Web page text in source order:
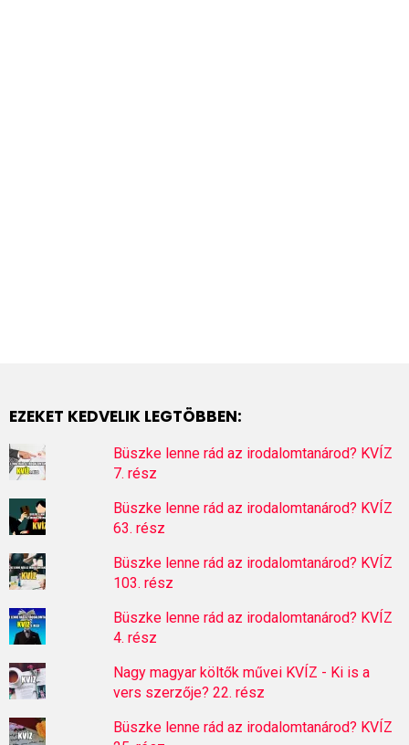
EZEKET KEDVELIK LEGTÖBBEN:
Büszke lenne rád az irodalomtanárod? KVÍZ
7. rész
Büszke lenne rád az irodalomtanárod? KVÍZ
63. rész
Büszke lenne rád az irodalomtanárod? KVÍZ
103. rész
Büszke lenne rád az irodalomtanárod? KVÍZ
4. rész
Nagy magyar költők művei KVÍZ - Ki is a
vers szerzője? 22. rész
Büszke lenne rád az irodalomtanárod? KVÍZ